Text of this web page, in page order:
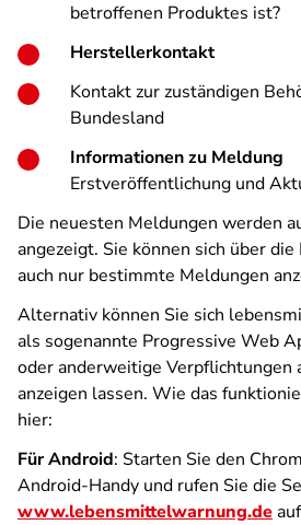
betroffenen Produktes ist?
Herstellerkontakt
Kontakt zur zuständigen
Bundesland
Informationen zu Meldung
Erstveröffentlichung und
Die neuesten Meldungen werden
angezeigt. Sie können sich über
auch nur bestimmte Meldungen
Alternativ können Sie sich
als sogenannte Progressive Web
oder anderweitige Verpflichtungen
anzeigen lassen. Wie das
hier:
Für Android: Starten Sie den
Android-Handy und rufen Sie die
www.lebensmittelwarnung.de